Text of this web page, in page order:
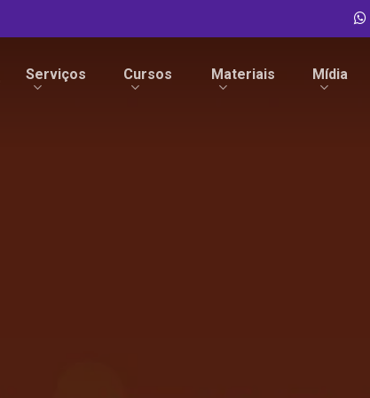
Serviços Cursos Materiais Mídia